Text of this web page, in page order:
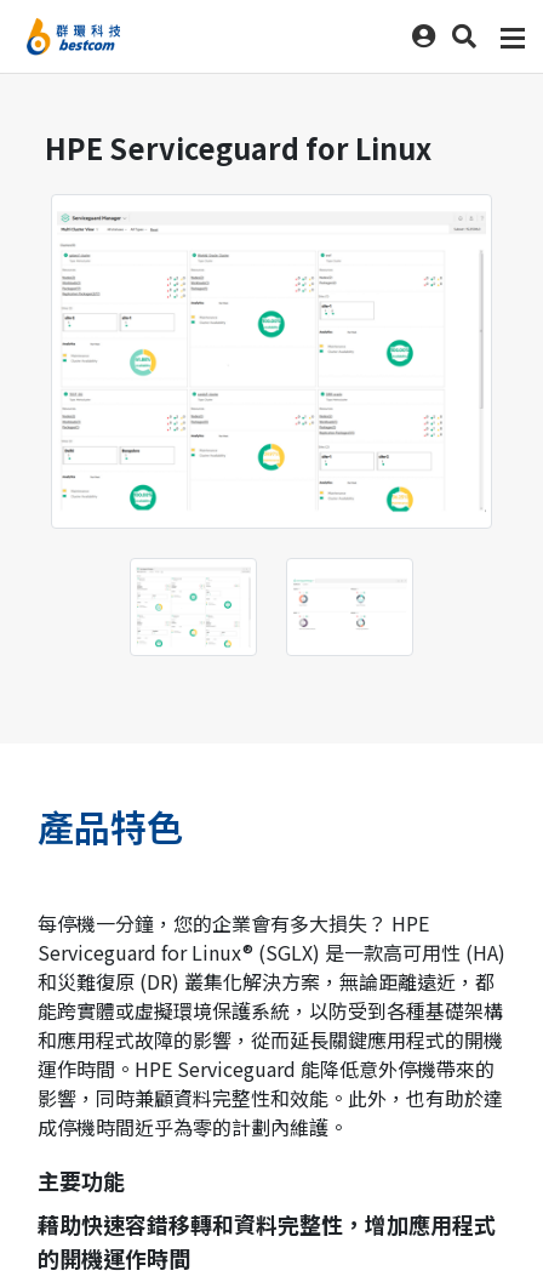
HPE Serviceguard for Linux
產品特色
每停機一分鐘，您的企業會有多大損失？ HPE
Serviceguard for Linux® (SGLX) 是一款高可用性 (HA)
和災難復原 (DR) 叢集化解決方案，無論距離遠近，都
能跨實體或虛擬環境保護系統，以防受到各種基礎架構
和應用程式故障的影響，從而延長關鍵應用程式的開機
運作時間。HPE Serviceguard 能降低意外停機帶來的
影響，同時兼顧資料完整性和效能。此外，也有助於達
成停機時間近乎為零的計劃內維護。
主要功能
藉助快速容錯移轉和資料完整性，增加應用程式
的開機運作時間